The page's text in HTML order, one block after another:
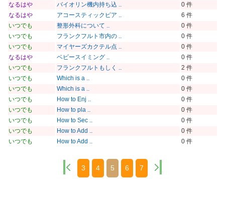
なるはや
バイオリン機内持ち込 ..
0 件
なるはや
アコースティックピア ..
6 件
いつでも
整形外科について ..
0 件
いつでも
フランクフルト市内の ..
0 件
いつでも
マイヤーズカクテル点 ..
0 件
なるはや
ベビースイミング ..
0 件
いつでも
フランクフルトもしく ..
2 件
いつでも
Which is a ..
0 件
いつでも
Which is a ..
0 件
いつでも
How to Enj ..
0 件
いつでも
How to pla ..
0 件
いつでも
How to Sec ..
0 件
いつでも
How to Add ..
0 件
いつでも
How to Add .. 0 件
3 4 5 6 7